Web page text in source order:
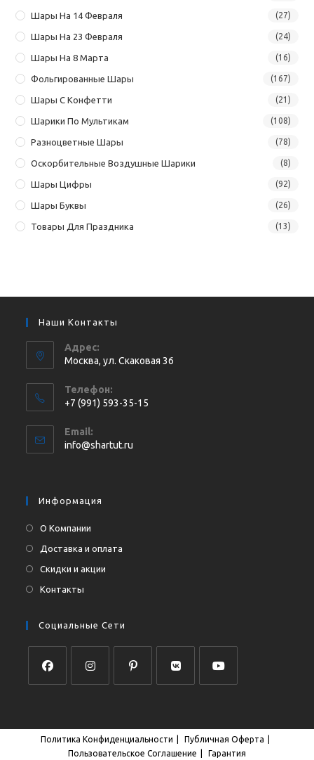
Шары На 14 Февраля (27)
Шары На 23 Февраля (24)
Шары На 8 Марта (16)
Фольгированные Шары (167)
Шары С Конфетти (21)
Шарики По Мультикам (108)
Разноцветные Шары (78)
Оскорбительные Воздушные Шарики (8)
Шары Цифры (92)
Шары Буквы (26)
Товары Для Праздника (13)
Наши Контакты
Адрес:
Москва, ул. Cкаковая 36
Телефон:
+7 (991) 593-35-15
в
вашем
Email:
info@shartut.ru
Информация
О Компании
Доставка и оплата
Скидки и акции
Контакты
Социальные Сети
новой
вкладке
новой
вкладке
новой
вкладке
новой
вкладке
новой
вкладке
Политика Конфиденциальности
Публичная Оферта
Пользовательское Соглашение
Гарантия